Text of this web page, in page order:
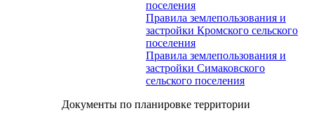
поселения
Правила землепользования и
застройки Кромского сельского
поселения
Правила землепользования и
застройки Симаковского
сельского поселения
Документы по планировке территории